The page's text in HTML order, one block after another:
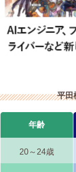
平田
年齢
20～24歳